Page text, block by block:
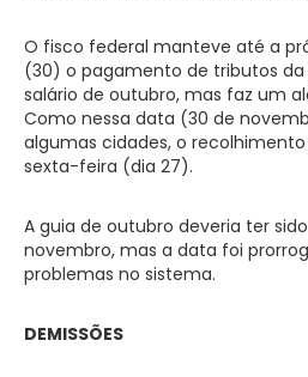
O fisco federal manteve até a
(30) o pagamento de tributos
salário de outubro, mas faz um
Como nessa data (30 de
algumas cidades, o
sexta-feira (dia 27).
A guia de outubro deveria ter
novembro, mas a data foi
problemas no sistema.
DEMISSÕES